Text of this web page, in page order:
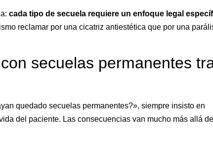
cada tipo de secuela requiere un enfoque legal
reclamar por una cicatriz antiestética que por una
secuelas permanentes
quedado secuelas permanentes?», siempre insisto en
del paciente. Las consecuencias van mucho más allá